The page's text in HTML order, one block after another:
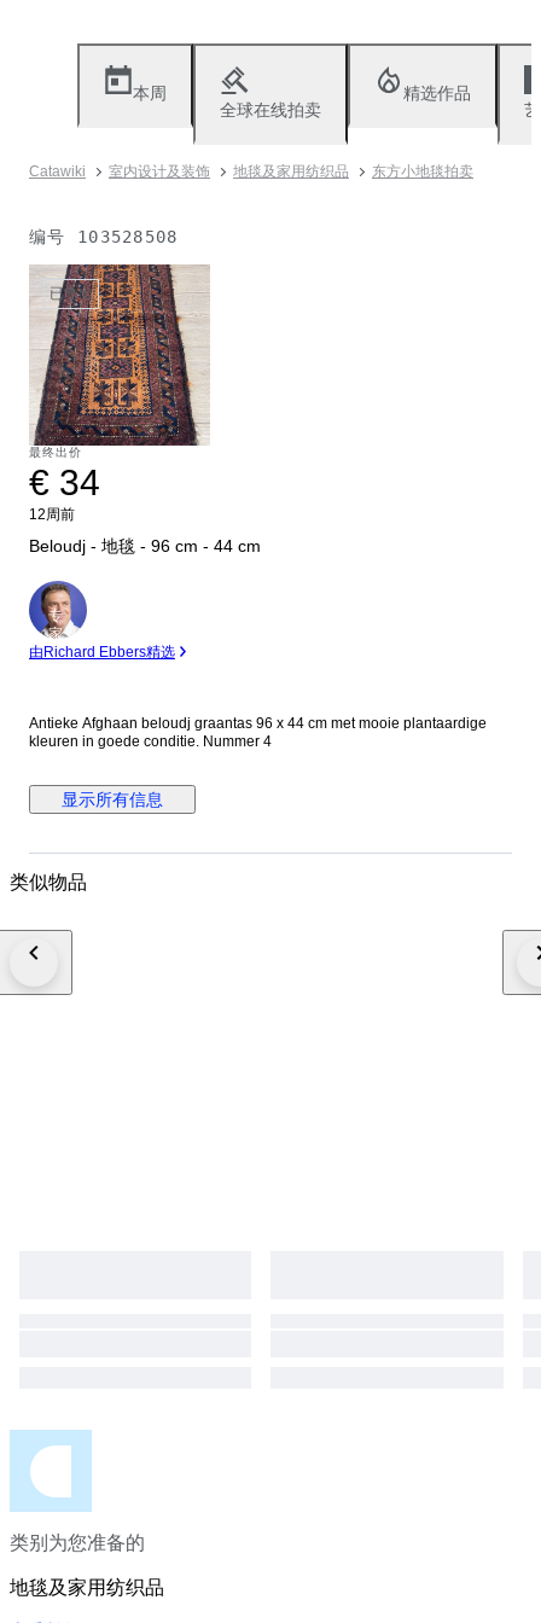
本周
全球在线拍卖
精选作品
Catawiki 室内设计及装饰 地毯及家用纺织品 东方小地毯拍卖
编号 103528508
已售出
最终出价
€ 34
12周前
Beloudj - 地毯 - 96 cm - 44 cm
专
家
由Richard Ebbers精选
Antieke Afghaan beloudj graantas 96 x 44 cm met mooie plantaardige
kleuren in goede conditie. Nummer 4
显示所有信息
类似物品
类别为您准备的
地毯及家用纺织品